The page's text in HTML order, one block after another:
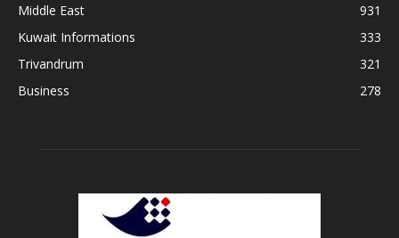
Middle East
931
Kuwait Informations
333
Trivandrum
321
Business
278